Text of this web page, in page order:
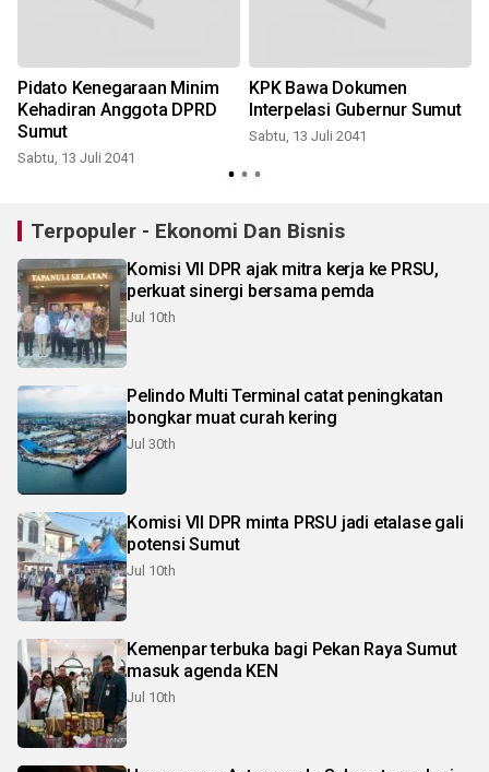
Pidato Kenegaraan Minim
Kehadiran Anggota DPRD
Sumut
Sabtu, 13 Juli 2041
KPK Bawa Dokumen
Interpelasi Gubernur Sumut
Sabtu, 13 Juli 2041
Terpopuler - Ekonomi Dan Bisnis
Komisi VII DPR ajak mitra kerja ke PRSU,
perkuat sinergi bersama pemda
Jul 10th
Pelindo Multi Terminal catat peningkatan
bongkar muat curah kering
Jul 30th
Komisi VII DPR minta PRSU jadi etalase gali
potensi Sumut
Jul 10th
Kemenpar terbuka bagi Pekan Raya Sumut
masuk agenda KEN
Jul 10th